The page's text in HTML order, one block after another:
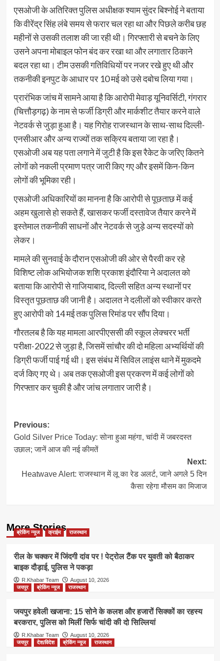
एसओजी के अतिरिक्त पुलिस अधीक्षक श्याम सुंदर बिश्नोई ने बताया
कि वीरेंद्र सिंह लंबे समय से फरार चल रहा था और पिछले करीब छह
महीनों से उसकी तलाश की जा रही थी। गिरफ्तारी से बचने के लिए
उसने अपना मोबाइल फोन बंद कर रखा था और लगातार ठिकाने
बदल रहा था। टीम उसकी गतिविधियों पर नजर रखे हुए थी और
तकनीकी इनपुट के आधार पर 10 मई को उसे दबोच लिया गया।
प्रारंभिक जांच में सामने आया है कि आरोपी मेवाड़ यूनिवर्सिटी, गंगरार
(चित्तौड़गढ़) के नाम से फर्जी डिग्री और मार्कशीट तैयार करने वाले
नेटवर्क से जुड़ा हुआ है। यह गिरोह राजस्थान के साथ-साथ दिल्ली-
एनसीआर और अन्य राज्यों तक सक्रिय बताया जा रहा है।
एसओजी अब यह पता लगाने में जुटी है कि इस रैकेट के जरिए कितने
लोगों को नकली प्रमाण पत्र जारी किए गए और इसमें किन-किन
लोगों की भूमिका रही।
एसओजी अधिकारियों का मानना है कि आरोपी से पूछताछ में कई
अहम खुलासे हो सकते हैं, खासकर फर्जी दस्तावेज तैयार करने में
इस्तेमाल तकनीकी साधनों और नेटवर्क से जुड़े अन्य सदस्यों को
लेकर।
मामले की सुनवाई के दौरान एसओजी की ओर से पैरवी कर रहे
विशिष्ट लोक अभियोजक शशि प्रकाश इंदौरिया ने अदालत को
बताया कि आरोपी से गाजियाबाद, दिल्ली सहित अन्य स्थानों पर
विस्तृत पूछताछ की जानी है। अदालत ने दलीलों को स्वीकार करते
हुए आरोपी को 14 मई तक पुलिस रिमांड पर सौंप दिया।
गौरतलब है कि यह मामला आरपीएससी की स्कूल लेक्चरर भर्ती
परीक्षा-2022 से जुड़ा है, जिसमें सांचौर की दो महिला अभ्यर्थियों की
डिग्री फर्जी पाई गई थी। इस संबंध में सिविल लाइंस थाने में मुकदमे
दर्ज किए गए थे। अब तक एसओजी इस प्रकरण में कई लोगों को
गिरफ्तार कर चुकी है और जांच लगातार जारी है।
Post
navigation
Previous:
Gold Silver Price Today: सोना हुआ महंगा, चांदी में जबरदस्त
उछाल; जानें आज की नई कीमतें
Next:
Heatwave Alert: राजस्थान में लू का रेड अलर्ट, जाने अगले 5 दिन
कैसा रहेगा मौसम का मिजाज
More Stories
ब्रेकिंग न्यूज क्राईम राजस्थान
रील के चक्कर में जिंदगी दांव पर ! पेट्रोल टैंक पर युवती को बैठाकर
बाइक दौड़ाई, पुलिस ने पकड़ा
R.Khabar Team
August 10, 2026
जयपुर
ब्रेकिंग न्यूज राजस्थान
जयपुर हवेली खजाना: 15 सोने के कलश और हजारों सिक्कों का रहस्य
बरकरार, पुलिस को मिलीं सिर्फ चांदी की दो सिल्लियां
R.Khabar Team
August 10, 2026
जयपुर
देश/विदेश ब्रेकिंग न्यूज राजस्थान